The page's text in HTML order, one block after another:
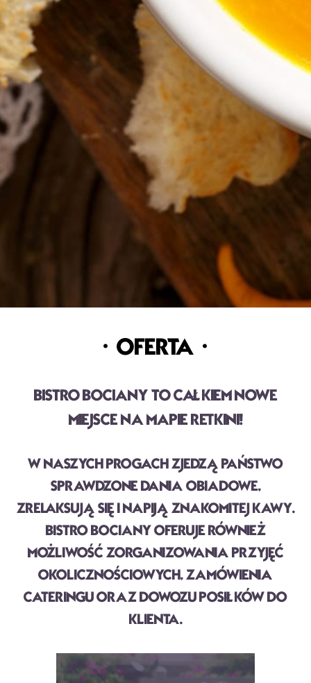
OFERTA
BISTRO BOCIANY TO CAŁKIEM NOWE
MIEJSCE NA MAPIE RETKINI!
W NASZYCH PROGACH ZJEDZĄ PAŃSTWO
SPRAWDZONE DANIA OBIADOWE,
ZRELAKSUJĄ SIĘ I NAPIJĄ ZNAKOMITEJ KAWY.
BISTRO BOCIANY OFERUJE RÓWNIEŻ
MOŻLIWOŚĆ ZORGANIZOWANIA PRZYJĘĆ
OKOLICZNOŚCIOWYCH, ZAMÓWIENIA
CATERINGU ORAZ DOWOZU POSIŁKÓW DO
KLIENTA.